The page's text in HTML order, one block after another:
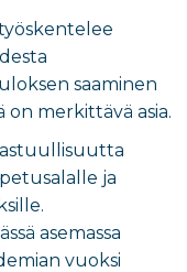
saaminen
merkittävä asia.
ja
asemassa
vuoksi